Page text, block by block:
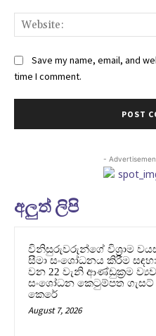
Save my name, email, and
time I comment.
-
අලුත් ලිපි
විනිසුරුවරුන්ගේ විශ්‍රාම
සීමා සංශෝධනය කිරීම
වන 22 වැනි ආණ්ඩුක්‍රම
සංශෝධන කෙටුම්පත ගැසට්
කෙරේ
August 7, 2026